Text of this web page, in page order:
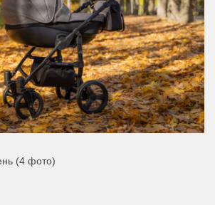
(4 фото)